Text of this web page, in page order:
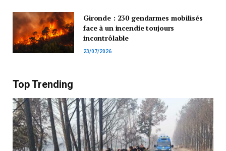
Gironde : 230 gendarmes mobilisés
face à un incendie toujours
incontrôlable
23/07/2026
Top Trending